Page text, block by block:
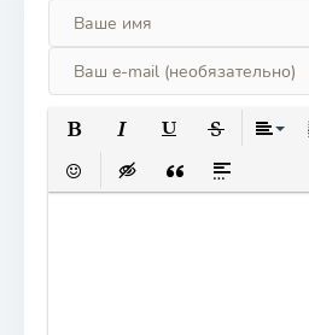
ПОЛУЖИРНЫЙ
КУРСИВПОДЧЕРКНУТЫЙ
ВСТАВИТЬ СМАЙЛИК
ВСТАВКА СКРЫТОГО
ВСТАВКА ЦИТАТЫ
ВСТАВКА